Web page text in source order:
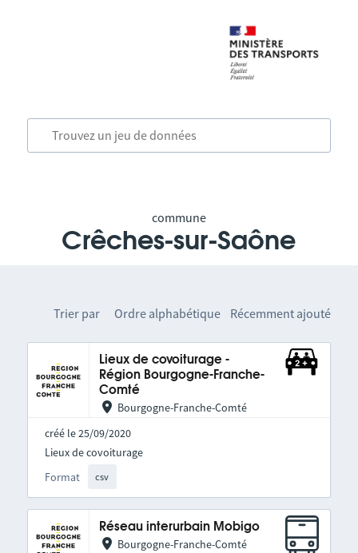
commune
Crêches-sur-Saône
Trier par Ordre alphabétique Récemment ajouté
Lieux de covoiturage -
Région Bourgogne-Franche-
Comté
Bourgogne-Franche-Comté
créé le 25/09/2020
Format csv
Lieux de covoiturage
Réseau interurbain Mobigo
Bourgogne-Franche-Comté